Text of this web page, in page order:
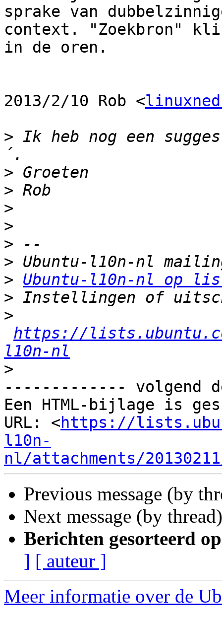
sprake van
context. "Zoekbron"
in de oren.
2013/2/10 Rob <
> Ik heb nog een
>
>
>
>
>
>
> Ubuntu-l10n-nl op
>
>
https://
l10n-nl
>
------------- volgend
Een HTML-bijlage is
URL: <https://
l10n-
nl/attachments/
Previous message (by
Next message (by
Berichten gesorteerd
] [ auteur ]
Meer informatie over de